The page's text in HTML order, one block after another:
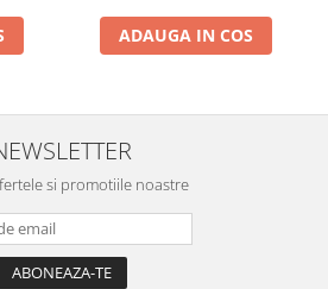
ADAUGA IN COS
si promotiile noastre